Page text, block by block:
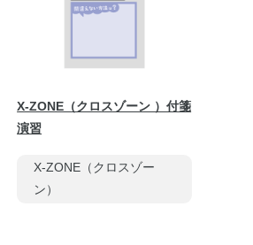
X-ZONE（クロスゾーン ）付箋
演習
X-ZONE（クロスゾー
ン）